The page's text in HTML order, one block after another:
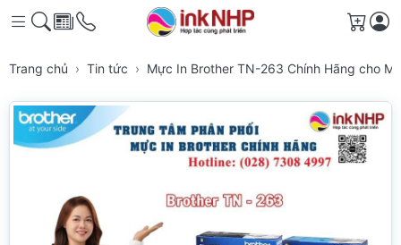
Giỏ
Trang chủ Tin tức Mực In Brother TN-263 Chính Hãng cho